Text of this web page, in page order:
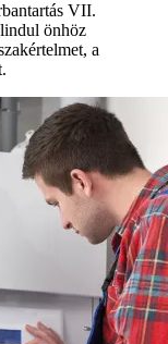
VII.
önhöz
a